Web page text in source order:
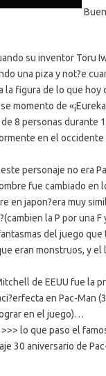
su inventor Toru
una piza y not?e
la figura de lo que hoy
momento de
8 personas durante
en el occidente
personaje no era
fue cambiado en
en japon?era muy
la P por una F
del juego que
eran monstruos, y el
de EEUU fue la
en Pac-Man
en el juego)…
>>> lo que paso el
30 aniversario de